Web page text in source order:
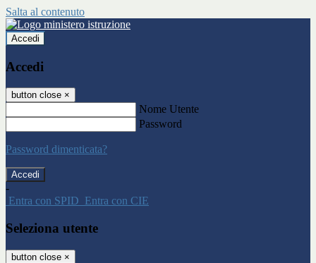
Salta al contenuto
Accedi
Accedi
button close ×
Nome Utente
Password
Password dimenticata?
-
Entra con SPID Entra con CIE
Seleziona utente
button close ×